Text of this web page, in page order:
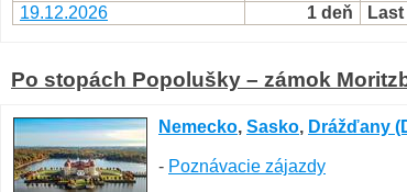
19.12.2026
1 deň
Po stopách Popolušky – zámok
Nemecko, Sasko, Drážďany
- Poznávacie zájazdy